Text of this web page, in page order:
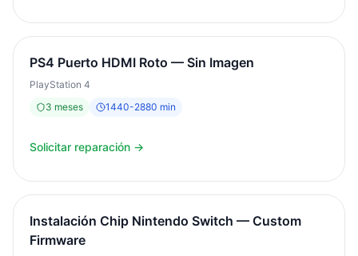
PS4 Puerto HDMI Roto — Sin Imagen
PlayStation 4
3 meses 1440-2880 min
Solicitar reparación →
Instalación Chip Nintendo Switch — Custom
Firmware